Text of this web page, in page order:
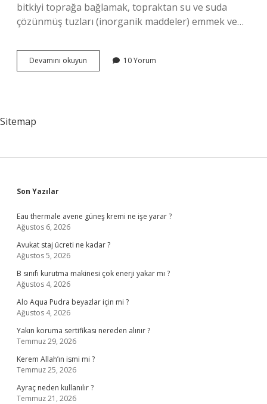
bitkiyi toprağa bağlamak, topraktan su ve suda
çözünmüş tuzları (inorganik maddeler) emmek ve…
Devamını okuyun
Kökü
10 Yorum
Sitemap
Sidebar
Son Yazılar
Eau thermale avene güneş kremi ne işe yarar ?
Ağustos 6, 2026
Avukat staj ücreti ne kadar ?
Ağustos 5, 2026
B sınıfı kurutma makinesi çok enerji yakar mı ?
Ağustos 4, 2026
Alo Aqua Pudra beyazlar için mi ?
Ağustos 4, 2026
Yakın koruma sertifikası nereden alınır ?
Temmuz 29, 2026
Kerem Allah’ın ismi mi ?
Temmuz 25, 2026
Ayraç neden kullanılır ?
Temmuz 21, 2026